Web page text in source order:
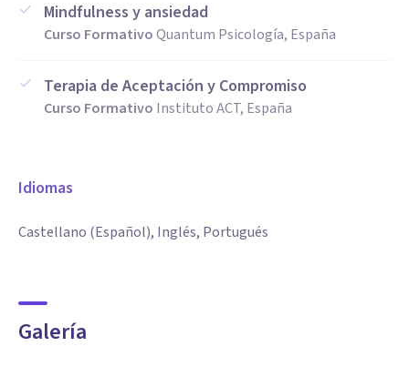
Mindfulness y ansiedad
Curso FormativoQuantum Psicología, España
Terapia de Aceptación y Compromiso
Curso Formativo Instituto ACT, España
Idiomas
Castellano (Español), Inglés, Portugués
Galería